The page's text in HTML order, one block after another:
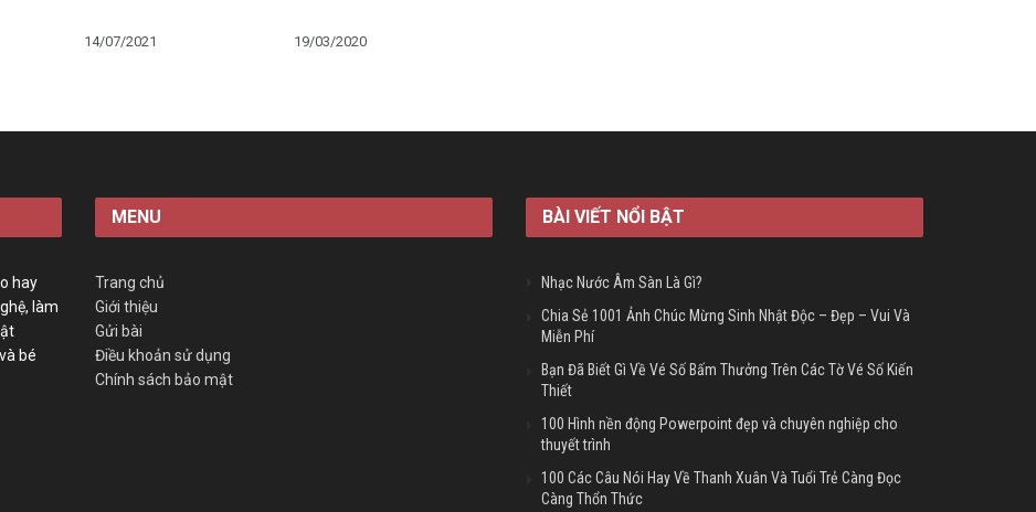
14/07/2021 19/03/2020
hay
làm
bé
MENU
Trang chủ
Giới thiệu
Gửi bài
Điều khoản sử dụng
Chính sách bảo mật
BÀI VIẾT NỔI BẬT
Nhạc Nước Âm Sàn Là Gì?
Chia Sẻ 1001 Ảnh Chúc Mừng Sinh Nhật Độc – Đẹp – Vui Và
Miễn Phí
Bạn Đã Biết Gì Về Vé Số Bấm Thưởng Trên Các Tờ Vé Số Kiến
Thiết
100 Hình nền động Powerpoint đẹp và chuyên nghiệp cho
thuyết trình
100 Các Câu Nói Hay Về Thanh Xuân Và Tuổi Trẻ Càng Đọc
Càng Thổn Thức